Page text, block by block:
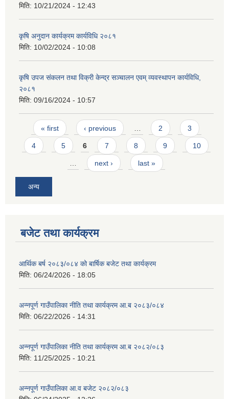
मिति: 10/21/2024 - 12:43
कृषि अनुदान कार्यक्रम कार्यविधि २०८१
मिति: 10/02/2024 - 10:08
कृषि उपज संकलन तथा विक्री केन्द्र सञ्चालन एवम् व्यवस्थापन कार्यविधि,
२०८१
मिति: 09/16/2024 - 10:57
Pages
« first ‹ previous 2 3
4 5 6 7 8 9 10
next › last »
अन्य
बजेट तथा कार्यक्रम
आर्थिक बर्ष २०८३/०८४ को बार्षिक बजेट तथा कार्यक्रम
मिति: 06/24/2026 - 18:05
अन्नपूर्ण गाउँपालिका नीति तथा कार्यक्रम आ.ब २०८३/०८४
मिति: 06/22/2026 - 14:31
अन्नपूर्ण गाउँपालिका नीति तथा कार्यक्रम आ.ब २०८२/०८३
मिति: 11/25/2025 - 10:21
अन्नपूर्ण गाउँपालिका आ.व बजेट २०८२/०८३